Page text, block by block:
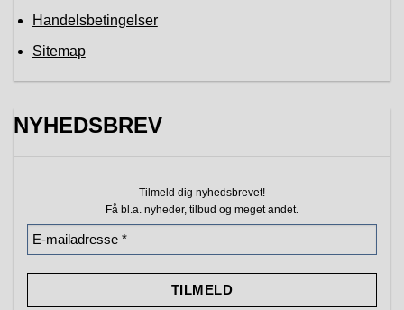
Handelsbetingelser
Sitemap
NYHEDSBREV
Tilmeld dig nyhedsbrevet!
Få bl.a. nyheder, tilbud og meget andet.